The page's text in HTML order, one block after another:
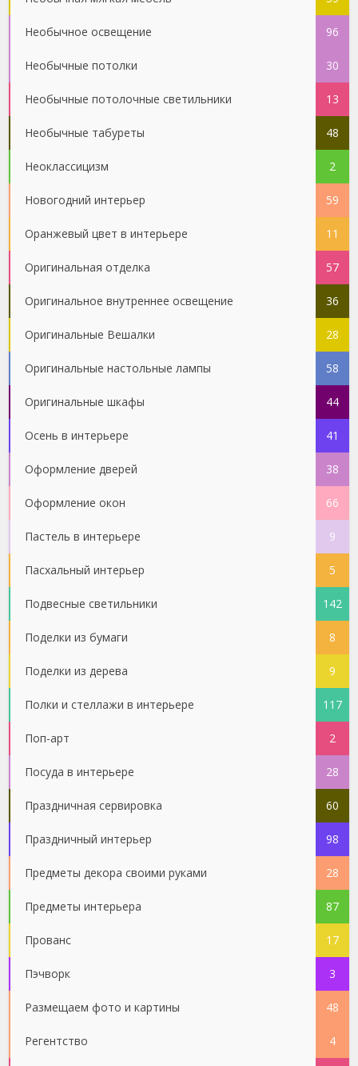
Необычное освещение 96
Необычные потолки 30
Необычные потолочные светильники 13
Необычные табуреты 48
Неоклассицизм 2
Новогодний интерьер 59
Оранжевый цвет в интерьере 11
Оригинальная отделка 57
Оригинальное внутреннее освещение 36
Оригинальные Вешалки 28
Оригинальные настольные лампы 58
Оригинальные шкафы 44
Осень в интерьере 41
Оформление дверей 38
Оформление окон 66
Пастель в интерьере 9
Пасхальный интерьер 5
Подвесные светильники 142
Поделки из бумаги 8
Поделки из дерева 9
Полки и стеллажи в интерьере 117
Поп-арт 2
Посуда в интерьере 28
Праздничная сервировка 60
Праздничный интерьер 98
Предметы декора своими руками 28
Предметы интерьера 87
Прованс 17
Пэчворк 3
Размещаем фото и картины 48
Регентство 4